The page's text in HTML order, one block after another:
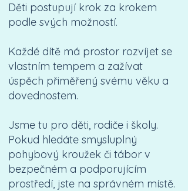
Děti postupují krok za krokem
podle svých možností.
Každé dítě má prostor rozvíjet se
vlastním tempem a zažívat
úspěch přiměřený svému věku a
dovednostem.
Jsme tu pro děti, rodiče i školy.
Pokud hledáte smysluplný
pohybový kroužek či tábor v
bezpečném a podporujícím
prostředí, jste na správném místě.